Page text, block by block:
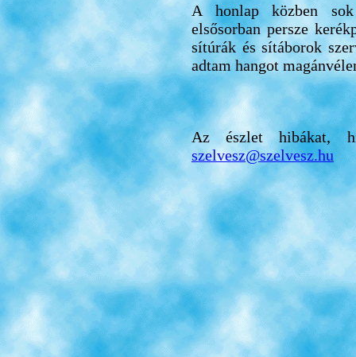
A honlap közben
elsősorban persze
sítúrák és sítáborok
adtam hangot
Az észlet hibákat,
szelvesz@szelvesz.hu